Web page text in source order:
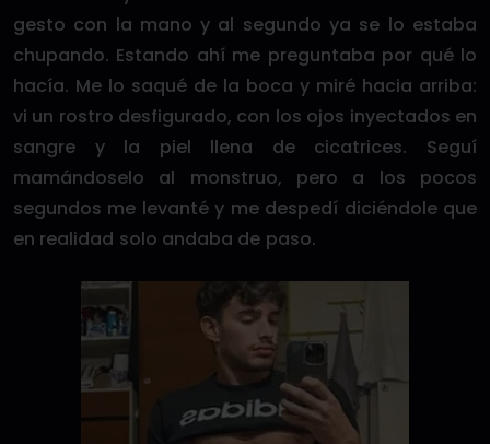
gesto con la mano y al segundo ya se lo estaba
chupando. Estando ahí me preguntaba por qué lo
hacía. Me lo saqué de la boca y miré hacia arriba:
vi un rostro desfigurado, con los ojos inyectados en
sangre y la piel llena de cicatrices. Seguí
mamándoselo al monstruo, pero a los pocos
segundos me levanté y me despedí diciéndole que
en realidad solo andaba de paso.